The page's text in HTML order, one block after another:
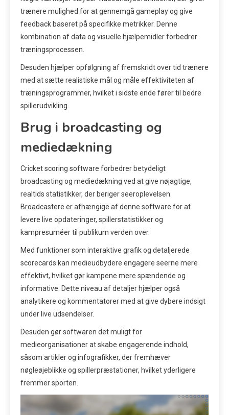
trænere mulighed for at gennemgå gameplay og give
feedback baseret på specifikke metrikker. Denne
kombination af data og visuelle hjælpemidler forbedrer
træningsprocessen.
Desuden hjælper opfølgning af fremskridt over tid trænere
med at sætte realistiske mål og måle effektiviteten af
træningsprogrammer, hvilket i sidste ende fører til bedre
spillerudvikling.
Brug i broadcasting og
mediedækning
Cricket scoring software forbedrer betydeligt
broadcasting og mediedækning ved at give nøjagtige,
realtids statistikker, der beriger seeroplevelsen.
Broadcastere er afhængige af denne software for at
levere live opdateringer, spillerstatistikker og
kampresuméer til publikum verden over.
Med funktioner som interaktive grafik og detaljerede
scorecards kan medieudbydere engagere seerne mere
effektivt, hvilket gør kampene mere spændende og
informative. Dette niveau af detaljer hjælper også
analytikere og kommentatorer med at give dybere indsigt
under live udsendelser.
Desuden gør softwaren det muligt for
medieorganisationer at skabe engagerende indhold,
såsom artikler og infografikker, der fremhæver
nøgleøjeblikke og spillerpræstationer, hvilket yderligere
fremmer sporten.